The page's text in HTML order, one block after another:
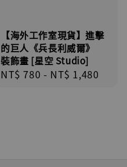
【海外工作室現貨】進擊
的巨人《兵長利威爾》
裝飾畫 [星空 Studio]
Regular
NT$ 780 - NT$ 1,480